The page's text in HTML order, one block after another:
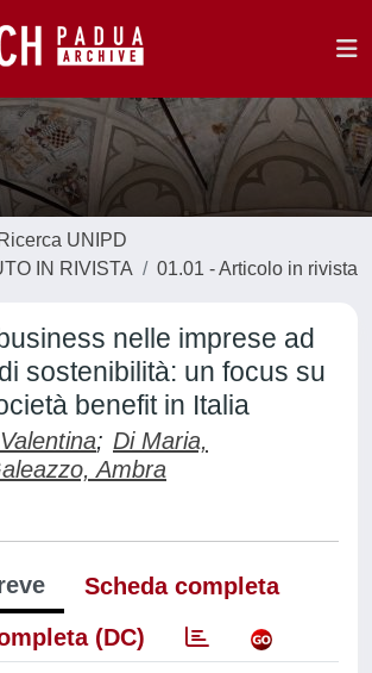
UNIPD
IN RIVISTA
01.01 - Articolo in rivista
nelle imprese ad
sostenibilità: un focus su
benefit in Italia
; Di Maria,
Ambra
Scheda completa
(DC)